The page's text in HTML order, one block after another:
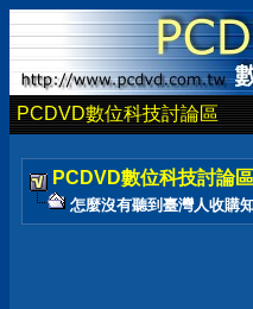
PCDVD數位科技討論區
PCDVD數位科技討論區
怎麼沒有聽到臺灣人收購